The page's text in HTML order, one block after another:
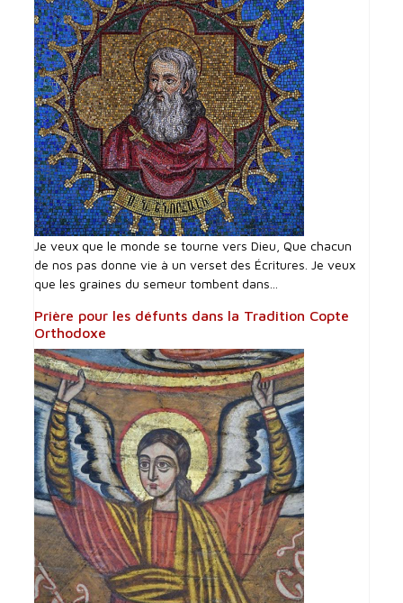
Je veux que le monde se tourne vers Dieu, Que chacun
de nos pas donne vie à un verset des Écritures. Je veux
que les graines du semeur tombent dans...
Prière pour les défunts dans la Tradition Copte
Orthodoxe